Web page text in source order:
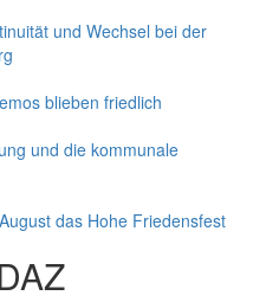
und Wechsel bei der
blieben friedlich
und die kommunale
das Hohe Friedensfest